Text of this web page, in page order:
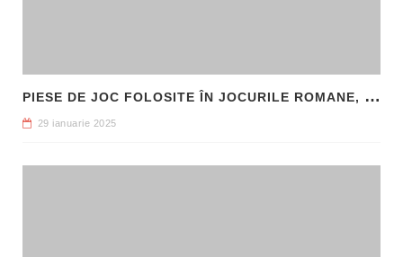
P
IESE DE JOC FOLOSITE ÎN JOCURILE ROMANE, DESCOPERITE LA HADRIANOPOLIS
29 ianuarie 2025